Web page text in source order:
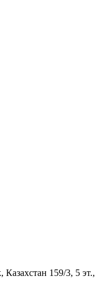
159/3, 5 эт.,